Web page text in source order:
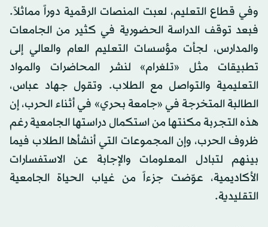
وفي قطاع التعليم، لعبت المنصات الرقمية دوراً مماثلاً.
فبعد توقف الدراسة الحضورية في كثير من الجامعات
والمدارس، لجأت مؤسسات التعليم العام والعالي إلى
تطبيقات مثل «تلغرام» لنشر المحاضرات والمواد
التعليمية والتواصل مع الطلاب. وتقول جهاد عباس،
الطالبة المتخرجة في «جامعة بحري» في أثناء الحرب، إن
هذه التجربة مكنتها من استكمال دراستها الجامعية رغم
ظروف الحرب، وإن المجموعات التي أنشأها الطلاب فيما
بينهم لتبادل المعلومات والإجابة عن الاستفسارات
الأكاديمية، عوّضت جزءاً من غياب الحياة الجامعية
التقليدية.